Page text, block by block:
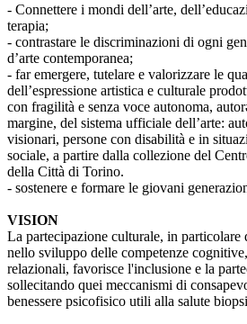
- Connettere i mondi dell’arte,
terapia;
- contrastare le discriminazioni di ogni
d’arte contemporanea;
- far emergere, tutelare e valorizzare le
dell’espressione artistica e culturale
con fragilità e senza voce autonoma,
margine, del sistema ufficiale dell’arte:
visionari, persone con disabilità e in
sociale, a partire dalla collezione del
della Città di Torino.
- sostenere e formare le giovani
VISION
La partecipazione culturale, in particolare
nello sviluppo delle competenze
relazionali, favorisce l'inclusione e la
sollecitando quei meccanismi di
benessere psicofisico utili alla salute